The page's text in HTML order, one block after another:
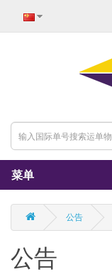
菜单
公告
公告